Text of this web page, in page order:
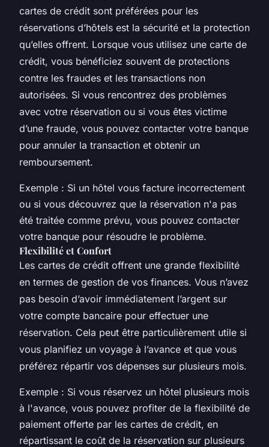
cartes de crédit sont préférées pour les
réservations d’hôtels est la sécurité et la protection
qu’elles offrent. Lorsque vous utilisez une carte de
crédit, vous bénéficiez souvent de protections
contre les fraudes et les transactions non
autorisées. Si vous rencontrez des problèmes
avec votre réservation ou si vous êtes victime
d’une fraude, vous pouvez contacter votre banque
pour annuler la transaction et obtenir un
remboursement.
Exemple : Si un hôtel vous facture incorrectement
ou si vous découvrez que la réservation n'a pas
été traitée comme prévu, vous pouvez contacter
votre banque pour résoudre le problème.
Flexibilité et Confort
Les cartes de crédit offrent une grande flexibilité
en termes de gestion de vos finances. Vous n’avez
pas besoin d’avoir immédiatement l’argent sur
votre compte bancaire pour effectuer une
réservation. Cela peut être particulièrement utile si
vous planifiez un voyage à l’avance et que vous
préférez répartir vos dépenses sur plusieurs mois.
Exemple : Si vous réservez un hôtel plusieurs mois
à l'avance, vous pouvez profiter de la flexibilité de
paiement offerte par les cartes de crédit, en
répartissant le coût de la réservation sur plusieurs